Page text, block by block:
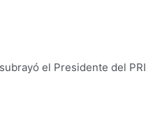
el Presidente del PRI